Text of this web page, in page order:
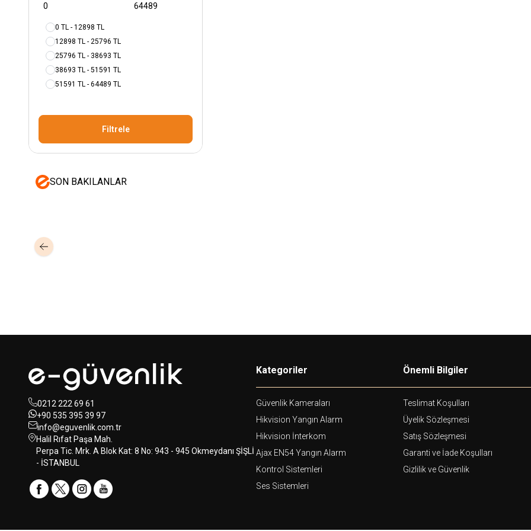
0 TL - 12898 TL
12898 TL - 25796 TL
25796 TL - 38693 TL
38693 TL - 51591 TL
51591 TL - 64489 TL
Filtrele
SON BAKILANLAR
0212 222 69 61
+90 535 395 39 97
info@eguvenlik.com.tr
Halil Rıfat Paşa Mah.
Perpa Tic. Mrk. A Blok Kat: 8 No: 943 - 945 Okmeydanı ŞİŞLİ
- İSTANBUL
Kategoriler
Güvenlik Kameraları
Hikvision Yangın Alarm
Hikvision İnterkom
Ajax EN54 Yangın Alarm
Kontrol Sistemleri
Ses Sistemleri
Önemli Bilgiler
Teslimat Koşulları
Üyelik Sözleşmesi
Satış Sözleşmesi
Garanti ve İade Koşulları
Gizlilik ve Güvenlik